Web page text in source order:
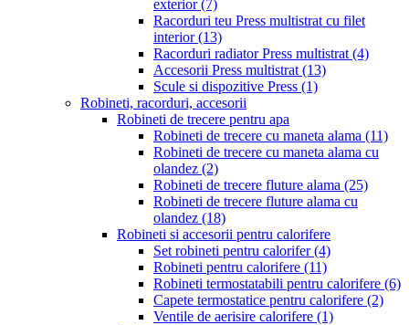
exterior(7)
Racorduri teu Press multistrat cu filet
interior(13)
Racorduri radiator Press multistrat (4)
Accesorii Press multistrat (13)
Scule si dispozitive Press (1)
Robineti, racorduri, accesorii
Robineti de trecere pentru apa
Robineti de trecere cu maneta alama (11)
Robineti de trecere cu maneta alama cu
olandez (2)
Robineti de trecere fluture alama (25)
Robineti de trecere fluture alama cu
olandez (18)
Robineti si accesorii pentru calorifere
Set robineti pentru calorifer(4)
Robineti pentru calorifere (11)
Robineti termostatabili pentru calorifere (6)
Capete termostatice pentru calorifere (2)
Ventile de aerisire calorifere (1)